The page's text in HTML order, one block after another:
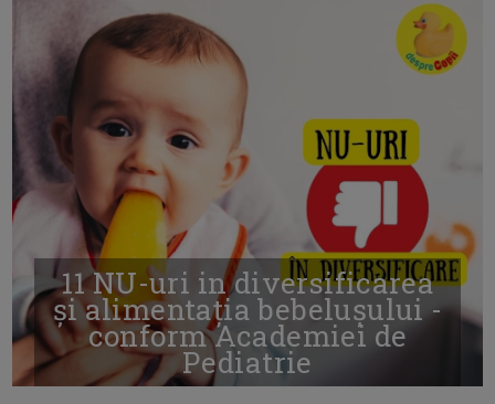
11 NU-uri in diversificarea
și alimentația bebelușului -
conform Academiei de
Pediatrie